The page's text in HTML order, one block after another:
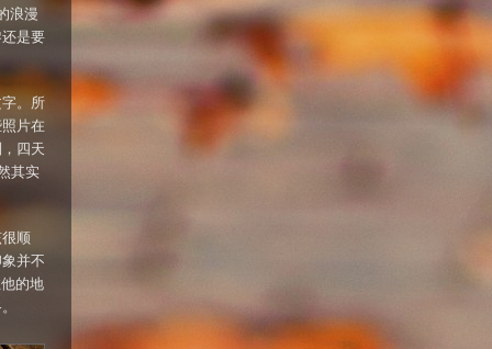
浪漫
是要
。所
片在
四天
其实
顺
并不
的地